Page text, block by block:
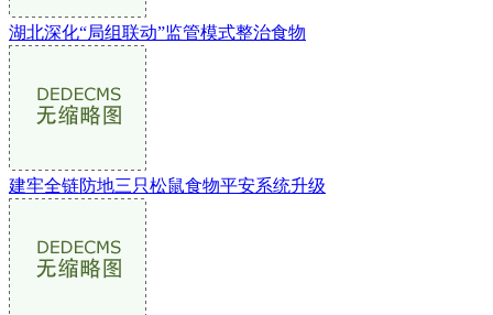
湖北深化“局组联动”监管模式整治食物
建牢全链防地三只松鼠食物平安系统升级